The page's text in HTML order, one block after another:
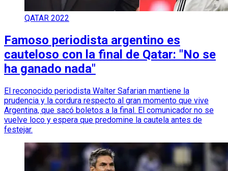
QATAR 2022
Famoso periodista argentino es
cauteloso con la final de Qatar: "No se
ha ganado nada"
El reconocido periodista Walter Safarian mantiene la
prudencia y la cordura respecto al gran momento que vive
Argentina, que sacó boletos a la final. El comunicador no se
vuelve loco y espera que predomine la cautela antes de
festejar.